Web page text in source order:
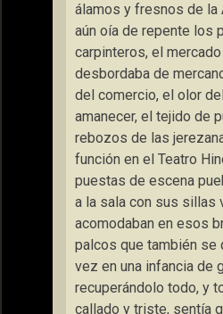
álamos y fresnos de la
aún oía de repente los
carpinteros, el
desbordaba de
del comercio, el olor
amanecer, el tejido de
rebozos de las
función en el Teatro
puestas de escena
a la sala con sus sillas
acomodaban en esos
palcos que también se
vez en una infancia de
recuperándolo todo, y
callado y triste, sentía